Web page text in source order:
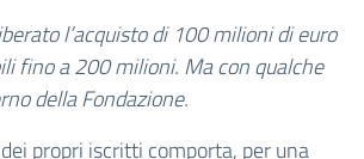
l’acquisto di 100 milioni di euro
fino a 200 milioni. Ma con qualche
della Fondazione.
propri iscritti comporta, per una